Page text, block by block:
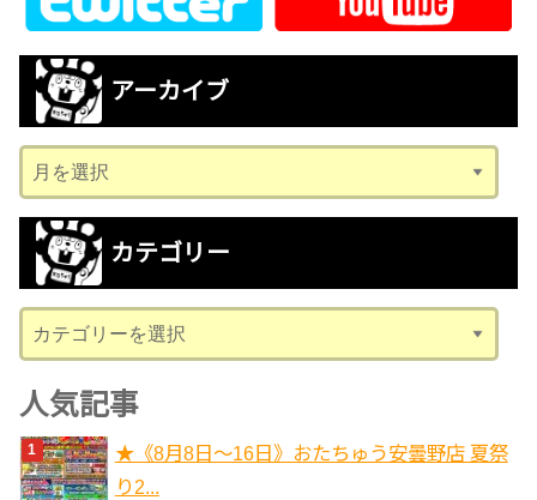
アーカイブ
ー
カ
ブ
カテゴリー
テ
ゴ
リ
ー
人気記事
★《8月8日～16日》おたちゅう安曇野店 夏祭
り2...